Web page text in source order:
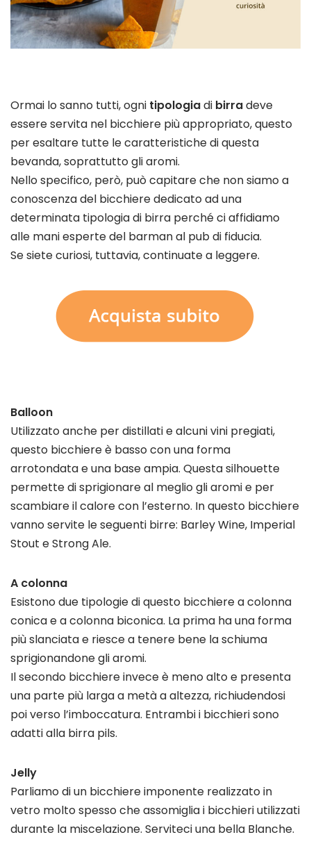
Ormai lo sanno tutti, ogni tipologiadi birradeve
essere servita nel bicchiere più appropriato, questo
per esaltare tutte le caratteristiche di questa
bevanda, soprattutto gli aromi.
Nello specifico, però, può capitare che non siamo a
conoscenza del bicchiere dedicato ad una
determinata tipologia di birra perché ci affidiamo
alle mani esperte del barman al pub di fiducia.
Se siete curiosi, tuttavia, continuate a leggere.
Balloon
Utilizzato anche per distillati e alcuni vini pregiati,
questo bicchiere è basso con una forma
arrotondata e una base ampia. Questa silhouette
permette di sprigionare al meglio gli aromi e per
scambiare il calore con l’esterno. In questo bicchiere
vanno servite le seguenti birre: Barley Wine, Imperial
Stout e Strong Ale.
A colonna
Esistono due tipologie di questo bicchiere a colonna
conica e a colonna biconica. La prima ha una forma
più slanciata e riesce a tenere bene la schiuma
sprigionandone gli aromi.
Il secondo bicchiere invece è meno alto e presenta
una parte più larga a metà a altezza, richiudendosi
poi verso l’imboccatura. Entrambi i bicchieri sono
adatti alla birra pils.
Jelly
Parliamo di un bicchiere imponente realizzato in
vetro molto spesso che assomiglia i bicchieri utilizzati
durante la miscelazione. Serviteci una bella Blanche.